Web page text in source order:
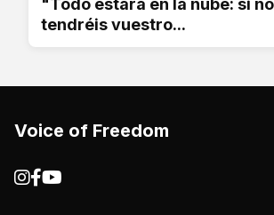
"Todo estará en la nube: si
tendréis vuestro...
Voice of Freedom